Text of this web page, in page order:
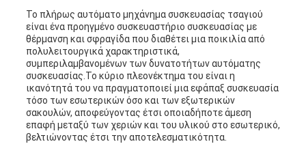
POLICY
Το πλήρως αυτόματο μηχάνημα συσκευασίας τσαγιού
είναι ένα προηγμένο συσκευαστήριο συσκευασίας με
θέρμανση και σφραγίδα που διαθέτει μια ποικιλία από
πολυλειτουργικά χαρακτηριστικά,
συμπεριλαμβανομένων των δυνατοτήτων αυτόματης
συσκευασίας.Το κύριο πλεονέκτημα του είναι η
ικανότητά του να πραγματοποιεί μια εφάπαξ συσκευασία
τόσο των εσωτερικών όσο και των εξωτερικών
σακουλών, αποφεύγοντας έτσι οποιαδήποτε άμεση
επαφή μεταξύ των χεριών και του υλικού στο εσωτερικό,
βελτιώνοντας έτσι την αποτελεσματικότητα.